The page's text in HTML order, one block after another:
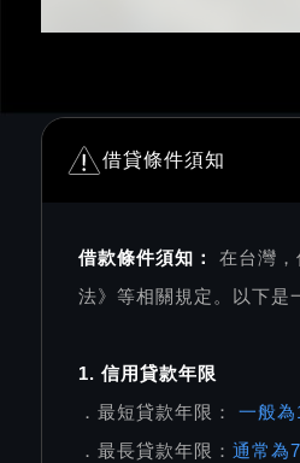
借貸條件須知
借款條件須知： 在台灣
法》等相關規定。以下是
1. 信用貸款年限
．最短貸款年限：
一般為
．最長貸款年限： 通常為